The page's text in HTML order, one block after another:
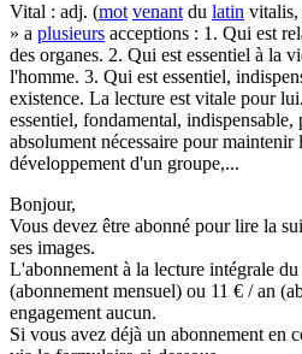
Vital : adj. (mot venant du latin
» a plusieurs acceptions : 1. Qui est
des organes. 2. Qui est essentiel à la
l'homme. 3. Qui est essentiel,
existence. La lecture est vitale pour
essentiel, fondamental,
absolument nécessaire pour
développement d'un groupe,...
Bonjour,
Vous devez être abonné pour lire la
ses images.
L'abonnement à la lecture intégrale
(abonnement mensuel) ou 11 € / an
engagement aucun.
Si vous avez déjà un abonnement en